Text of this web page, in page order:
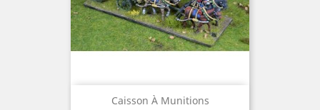
Caisson À Munitions